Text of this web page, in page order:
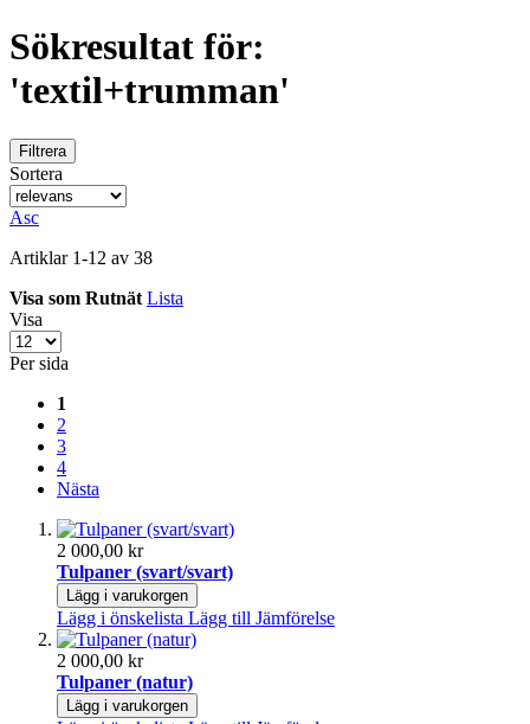
Sökresultat för:
'textil+trumman'
Filtrera
Sortera
Asc
Artiklar 1-12 av 38
Visa som Rutnät Lista
Visa
Per sida
1
2
3
4
Nästa
2 000,00 kr
Tulpaner (svart/svart)
Lägg i varukorgen
Lägg i önskelista Lägg till Jämförelse
2 000,00 kr
Tulpaner (natur)
Lägg i varukorgen